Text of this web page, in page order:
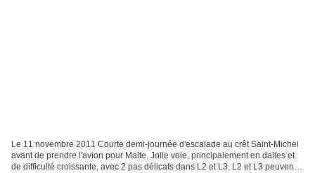
Le 11 novembre 2011 Courte demi-journée d'escalade au crêt Saint-Michel
avant de prendre l'avion pour Malte. Jolie voie, principalement en dalles et
de difficulté croissante, avec 2 pas délicats dans L2 et L3. L2 et L3 peuvent